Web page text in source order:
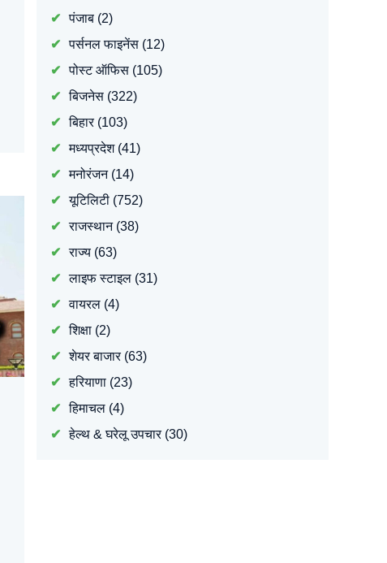
पंजाब(2)
पर्सनल फाइनेंस(12)
पोस्ट ऑफिस(105)
बिजनेस(322)
बिहार(103)
मध्यप्रदेश(41)
मनोरंजन(14)
यूटिलिटी(752)
राजस्थान(38)
राज्य(63)
लाइफ स्टाइल(31)
वायरल(4)
शिक्षा(2)
शेयर बाजार(63)
हरियाणा(23)
हिमाचल(4)
हेल्थ & घरेलू उपचार(30)